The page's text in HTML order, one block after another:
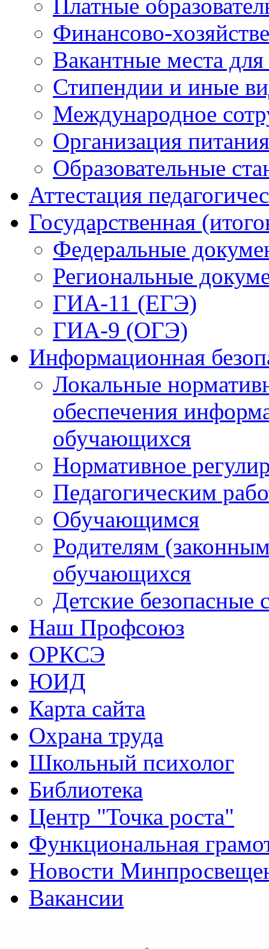
Платные
Финансово-
Вакантные места
Стипендии и иные
Международное
Организация
Образовательные
Аттестация
Государственная
Федеральные
Региональные
ГИА-11 (ЕГЭ)
ГИА-9 (ОГЭ)
Информационная
Локальные
обеспечения
обучающихся
Нормативное
Педагогическим
Обучающимся
Родителям
обучающихся
Детские безопасные
Наш Профсоюз
ОРКСЭ
ЮИД
Карта сайта
Охрана труда
Школьный психолог
Библиотека
Центр "Точка роста"
Функциональная
Новости
Вакансии